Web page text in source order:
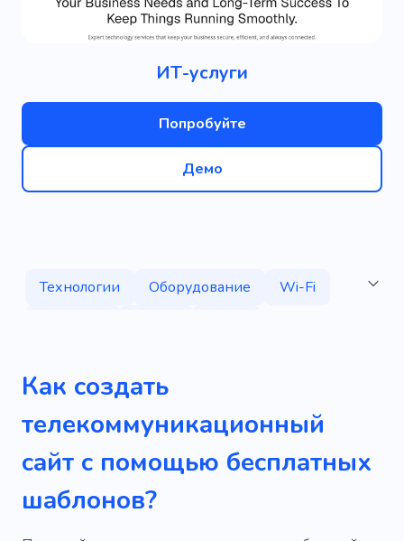
ИТ-услуги
Попробуйте
Демо
Технологии Оборудование
Wi-Fi
Маршрутизатор
Телефон
Положение
Руанда
Поставщик
Телефон
Решение
Ноутбук
Система
Как создать
телекоммуникационный
сайт с помощью бесплатных
шаблонов?